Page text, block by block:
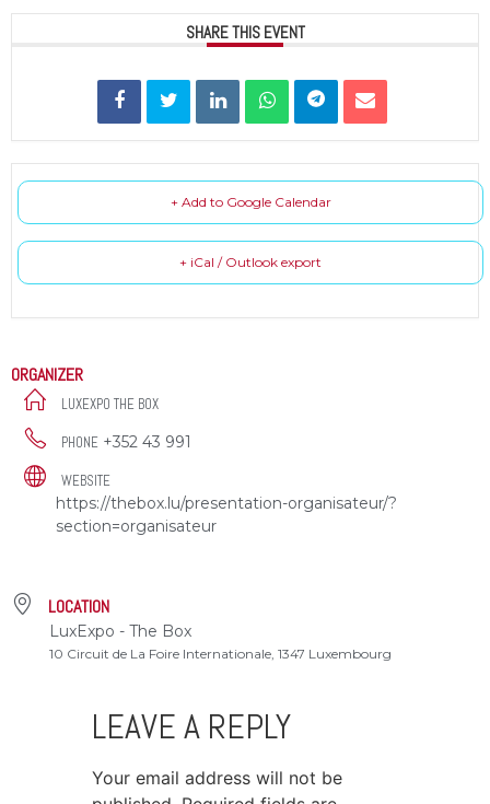
SHARE THIS EVENT
+ Add to Google Calendar
+ iCal / Outlook export
ORGANIZER
LUXEXPO THE BOX
PHONE +352 43 991
WEBSITE
https://thebox.lu/presentation-organisateur/?
section=organisateur
LOCATION
LuxExpo - The Box
10 Circuit de La Foire Internationale, 1347 Luxembourg
LEAVE A REPLY
Your email address will not be